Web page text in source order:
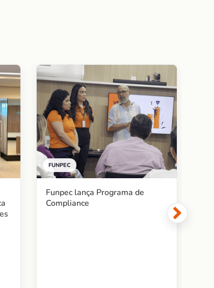
FUNPEC
Funpec lança Programa de
Compliance